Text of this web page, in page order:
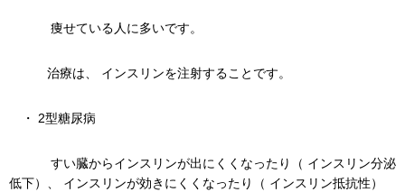
痩せている人に多いです。
治療は、 インスリンを注射することです。
・ 2型糖尿病
すい臓からインスリンが出にくくなったり（ インスリン分泌
低下）、 インスリンが効きにくくなったり（ インスリン抵抗性）